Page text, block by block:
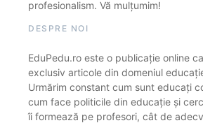
profesionalism. Vă mulțumim!
DESPRE NOI
EduPedu.ro este o publicație online
exclusiv articole din domeniul
Urmărim constant cum sunt educați
cum face politicile din educație și
îi formează pe profesori, cât de